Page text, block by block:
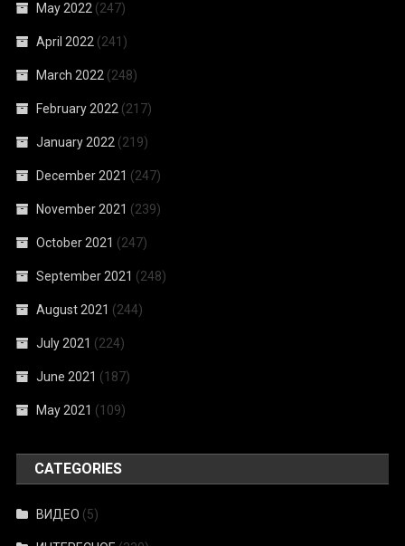
May 2022 (247)
April 2022 (241)
March 2022 (248)
February 2022 (217)
January 2022 (219)
December 2021 (247)
November 2021 (239)
October 2021 (247)
September 2021 (248)
August 2021 (244)
July 2021 (224)
June 2021 (187)
May 2021 (109)
CATEGORIES
ВИДЕО (5)